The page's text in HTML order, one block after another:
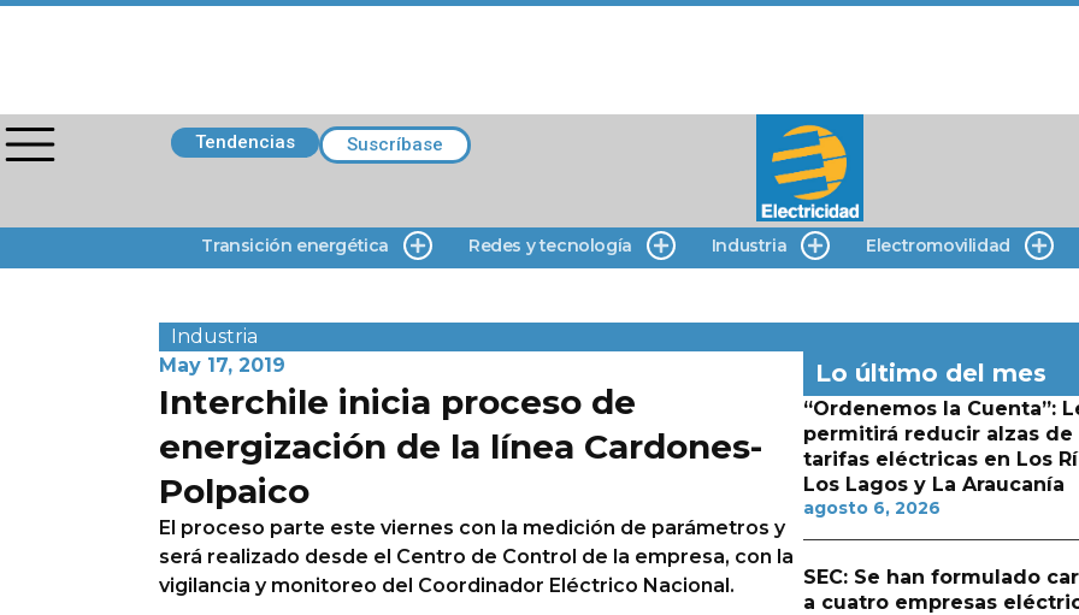
Tendencias Suscríbase
Transición energética Redes y tecnología Industria Electromovilidad
Industria
May 17, 2019
Interchile inicia proceso de
energización de la línea Cardones-
Polpaico
El proceso parte este viernes con la medición de parámetros y
será realizado desde el Centro de Control de la empresa, con la
vigilancia y monitoreo del Coordinador Eléctrico Nacional.
Lo último del mes
“Ordenemos la Cuenta”:
permitirá reducir alzas de
tarifas eléctricas en Los
Los Lagos y La Araucanía
agosto 6, 2026
SEC: Se han formulado
a cuatro empresas